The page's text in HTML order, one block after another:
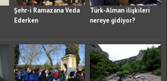
Şehr-i Ramazana Veda
Ederken
Türk-Alman ilişkileri
nereye gidiyor?